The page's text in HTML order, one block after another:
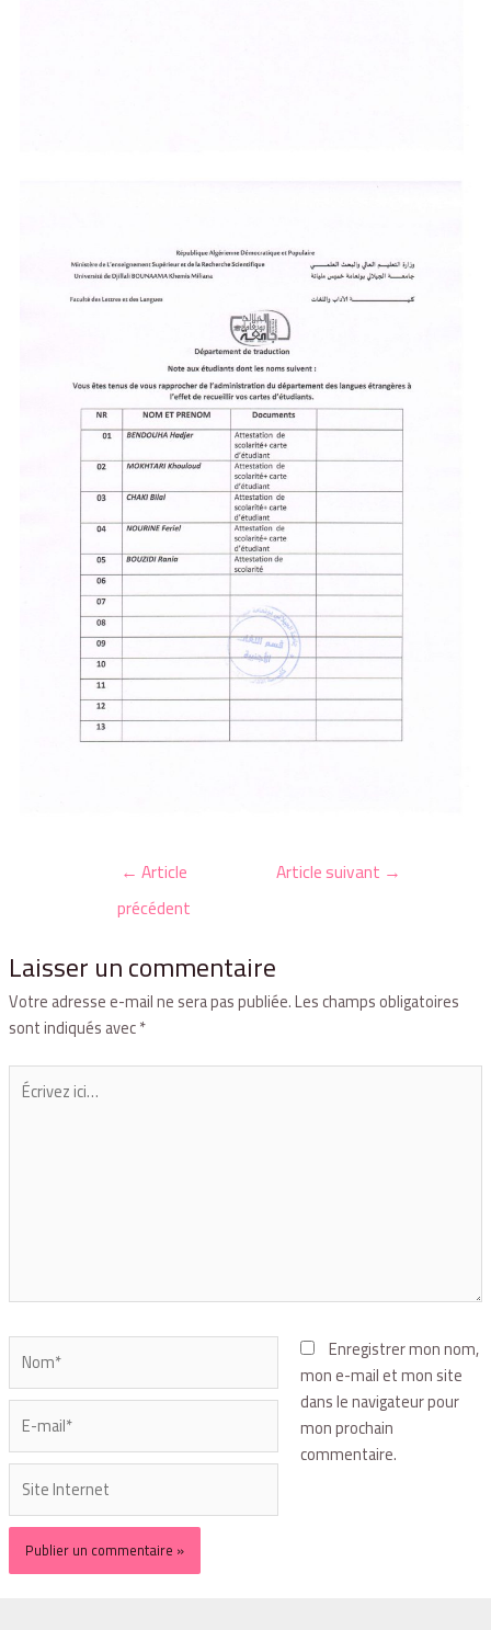
← Article
précédent
Article suivant →
Laisser un commentaire
Votre adresse e-mail ne sera pas publiée.Les champs obligatoires
sont indiqués avec*
Enregistrer mon nom,
mon e-mail et mon site
dans le navigateur pour
mon prochain
commentaire.